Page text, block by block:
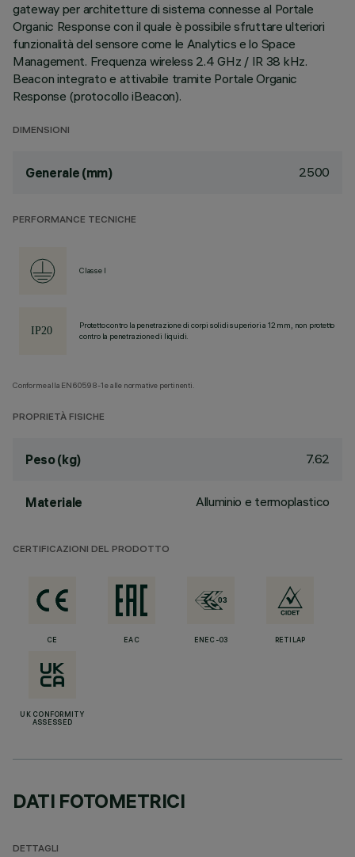
gateway per architetture di sistema connesse al Portale
Organic Response con il quale è possibile sfruttare ulteriori
funzionalità del sensore come le Analytics e lo Space
Management. Frequenza wireless 2.4 GHz / IR 38 kHz.
Beacon integrato e attivabile tramite Portale Organic
Response (protocollo iBeacon).
DIMENSIONI
Generale (mm) 2500
PERFORMANCE TECNICHE
Classe I
Protetto contro la penetrazione di corpi solidi superiori a 12 mm, non protetto
contro la penetrazione di liquidi.
Conforme alla EN60598-1 e alle normative pertinenti.
PROPRIETÀ FISICHE
Peso (kg) 7.62
Materiale Alluminio e termoplastico
CERTIFICAZIONI DEL PRODOTTO
CE EAC ENEC-03 RETILAP
UK CONFORMITY
ASSESSED
DATI FOTOMETRICI
DETTAGLI